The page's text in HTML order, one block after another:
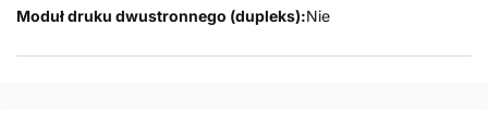
Moduł druku dwustronnego (dupleks):Nie